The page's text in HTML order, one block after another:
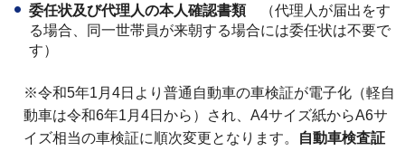
委任状及び代理人の本人確認書類（代理人が届出をす
る場合、同一世帯員が来朝する場合には委任状は不要で
す）
※令和5年1月4日より普通自動車の車検証が電子化（軽自
動車は令和6年1月4日から）され、A4サイズ紙からA6サ
イズ相当の車検証に順次変更となります。
自動車検査証